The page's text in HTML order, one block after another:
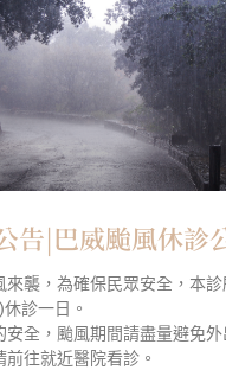
告|巴威颱風休診
來襲，為確保民眾安全，本診
診一日。
安全，颱風期間請盡量避免
前往就近醫院看診。